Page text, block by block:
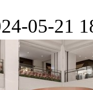
05-21